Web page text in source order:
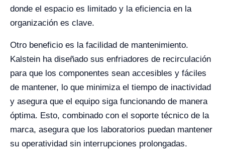
donde el espacio es limitado y la eficiencia en la
organización es clave.
Otro beneficio es la facilidad de mantenimiento.
Kalstein ha diseñado sus enfriadores de recirculación
para que los componentes sean accesibles y fáciles
de mantener, lo que minimiza el tiempo de inactividad
y asegura que el equipo siga funcionando de manera
óptima. Esto, combinado con el soporte técnico de la
marca, asegura que los laboratorios puedan mantener
su operatividad sin interrupciones prolongadas.